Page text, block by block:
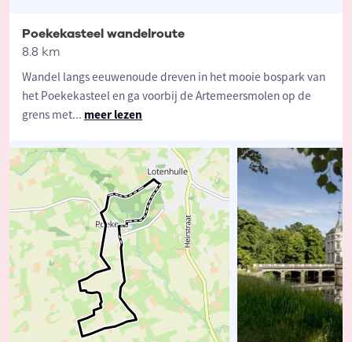
Poekekasteel wandelroute
8.8 km
Wandel langs eeuwenoude dreven in het mooie bospark van
het Poekekasteel en ga voorbij de Artemeersmolen op de
grens met... meer lezen